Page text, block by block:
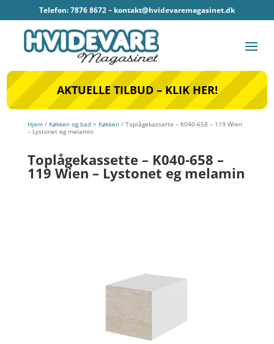
Telefon: 7876 8672 – kontakt@hvidevaremagasinet.dk
AKTUELLE TILBUD – KLIK HER!
Hjem/ Køkken og bad > Køkken/ Toplågekassette – K040-658 – 119 Wien
– Lystonet eg melamin
Toplågekassette – K040-658 –
119 Wien – Lystonet eg melamin